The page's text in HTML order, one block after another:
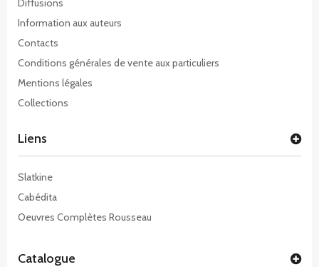
Diffusions
Information aux auteurs
Contacts
Conditions générales de vente aux particuliers
Mentions légales
Collections
Liens
Slatkine
Cabédita
Oeuvres Complètes Rousseau
Catalogue